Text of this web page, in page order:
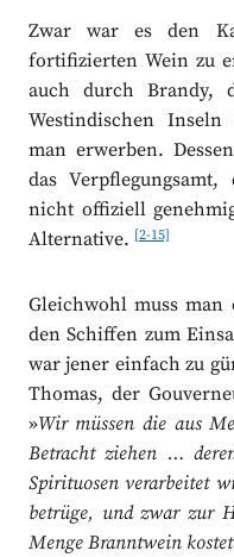
Zwar war es den
fortifizierten Wein zu
auch durch Brandy,
Westindischen
man erwerben.
das
nicht offiziell
Alternative.[2-15]
Gleichwohl muss man
den Schiffen zum
war jener einfach zu
Thomas, der
»Wir müssen die aus
Betracht ziehen …
Spirituosen verarbeitet
betrüge, und zwar zur
Menge Branntwein